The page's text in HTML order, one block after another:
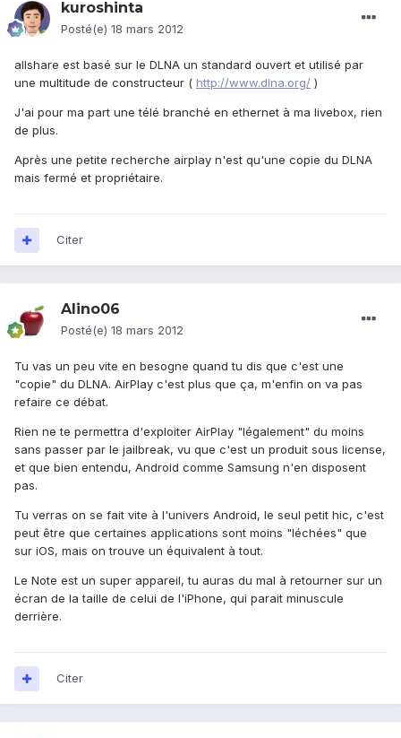
kuroshinta
Posté(e) 18 mars 2012
allshare est basé sur le DLNA un standard ouvert et utilisé par
une multitude de constructeur ( http://www.dlna.org/ )
J'ai pour ma part une télé branché en ethernet à ma livebox, rien
de plus.
Après une petite recherche airplay n'est qu'une copie du DLNA
mais fermé et propriétaire.
Citer
Alino06
Posté(e) 18 mars 2012
Tu vas un peu vite en besogne quand tu dis que c'est une
"copie" du DLNA. AirPlay c'est plus que ça, m'enfin on va pas
refaire ce débat.
Rien ne te permettra d'exploiter AirPlay "légalement" du moins
sans passer par le jailbreak, vu que c'est un produit sous license,
et que bien entendu, Android comme Samsung n'en disposent
pas.
Tu verras on se fait vite à l'univers Android, le seul petit hic, c'est
peut être que certaines applications sont moins "léchées" que
sur iOS, mais on trouve un équivalent à tout.
Le Note est un super appareil, tu auras du mal à retourner sur un
écran de la taille de celui de l'iPhone, qui parait minuscule
derrière.
Citer